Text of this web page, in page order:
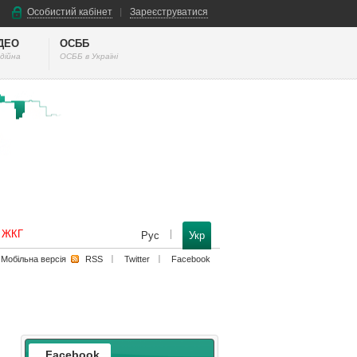
Особистий кабінет Зареєструватися
ОСББ
ОСББ в Україні
ЖКГ Рус Укр
Мобільна версiя RSS Twitter Facebook